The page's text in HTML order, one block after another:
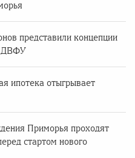
представили концепции
ДВФУ
ипотека отыгрывает
Приморья проходят
стартом нового